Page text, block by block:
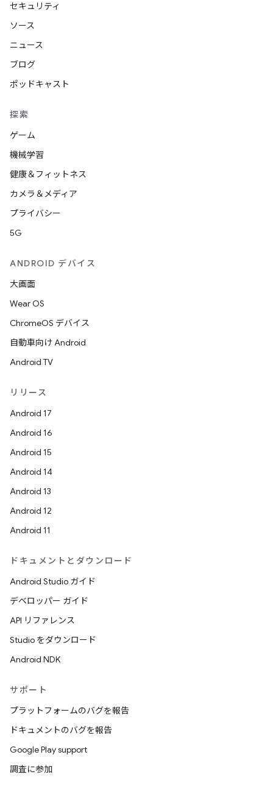
セキュリティ
ソース
ニュース
ブログ
ポッドキャスト
探索
ゲーム
機械学習
健康＆フィットネス
カメラ＆メディア
プライバシー
5G
ANDROID デバイス
大画面
Wear OS
ChromeOS デバイス
自動車向け Android
Android TV
リリース
Android 17
Android 16
Android 15
Android 14
Android 13
Android 12
Android 11
ドキュメントとダウンロード
Android Studio ガイド
デベロッパー ガイド
API リファレンス
Studio をダウンロード
Android NDK
サポート
プラットフォームのバグを報告
ドキュメントのバグを報告
Google Play support
調査に参加